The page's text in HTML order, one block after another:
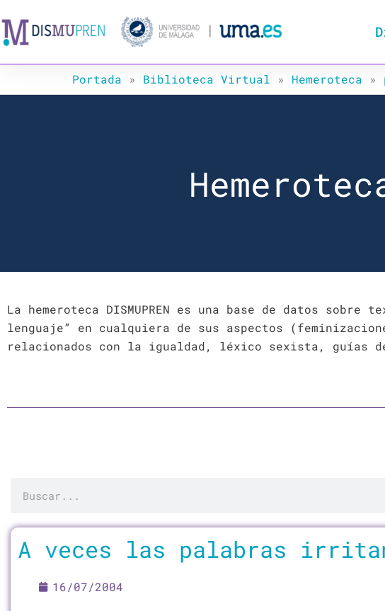
al
contenido
Portada » Biblioteca Virtual » Hemeroteca »
La hemeroteca DISMUPREN es una base de datos
lenguaje” en cualquiera de sus aspectos
relacionados con la igualdad, léxico sexista, guías
A veces las palabras
16/07/2004